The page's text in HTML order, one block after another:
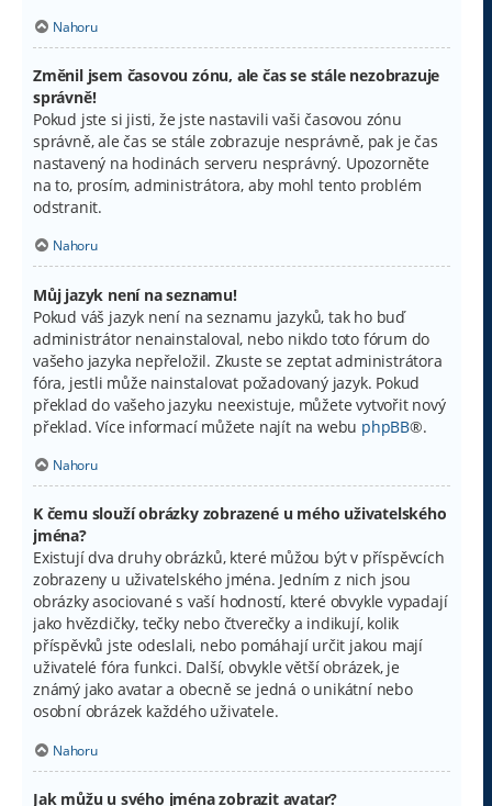
Nahoru
Změnil jsem časovou zónu, ale čas se stále nezobrazuje
správně!
Pokud jste si jisti, že jste nastavili vaši časovou zónu
správně, ale čas se stále zobrazuje nesprávně, pak je čas
nastavený na hodinách serveru nesprávný. Upozorněte
na to, prosím, administrátora, aby mohl tento problém
odstranit.
Nahoru
Můj jazyk není na seznamu!
Pokud váš jazyk není na seznamu jazyků, tak ho buď
administrátor nenainstaloval, nebo nikdo toto fórum do
vašeho jazyka nepřeložil. Zkuste se zeptat administrátora
fóra, jestli může nainstalovat požadovaný jazyk. Pokud
překlad do vašeho jazyku neexistuje, můžete vytvořit nový
překlad. Více informací můžete najít na webu phpBB®.
Nahoru
K čemu slouží obrázky zobrazené u mého uživatelského
jména?
Existují dva druhy obrázků, které můžou být v příspěvcích
zobrazeny u uživatelského jména. Jedním z nich jsou
obrázky asociované s vaší hodností, které obvykle vypadají
jako hvězdičky, tečky nebo čtverečky a indikují, kolik
příspěvků jste odeslali, nebo pomáhají určit jakou mají
uživatelé fóra funkci. Další, obvykle větší obrázek, je
známý jako avatar a obecně se jedná o unikátní nebo
osobní obrázek každého uživatele.
Nahoru
Jak můžu u svého jména zobrazit avatar?